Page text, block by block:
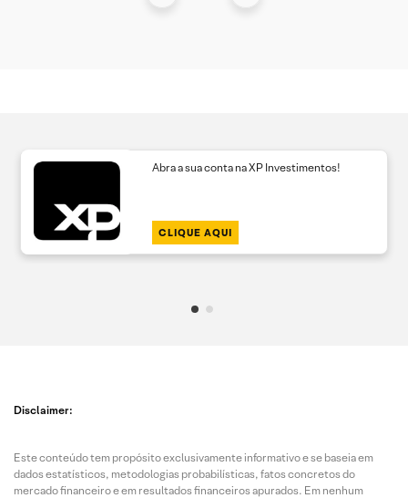
Abra a sua conta na XP Investimentos!
CLIQUE AQUI
Disclaimer:
Este conteúdo tem propósito exclusivamente informativo e se baseia em
dados estatísticos, metodologias probabilísticas, fatos concretos do
mercado financeiro e em resultados financeiros apurados. Em nenhum